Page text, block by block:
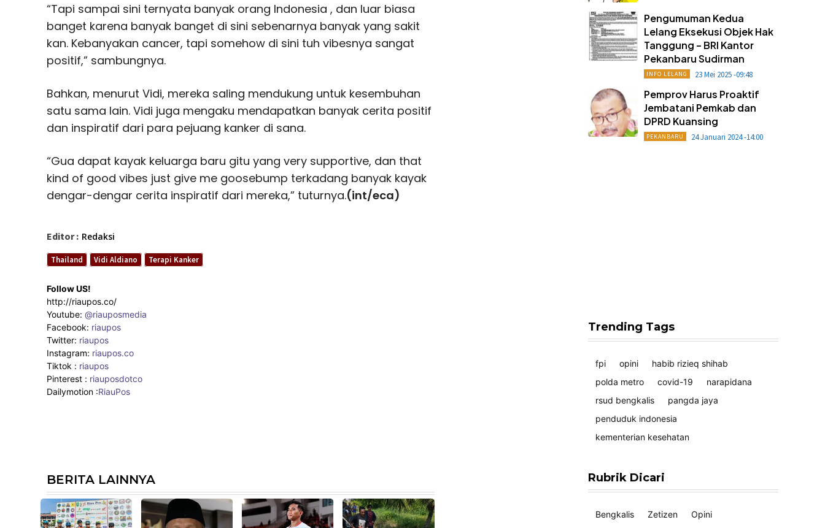
“Tapi sampai sini ternyata banyak orang Indonesia , dan luar biasa
banget karena banyak banget di sini sebenarnya banyak yang sakit
kan. Kebanyakan cancer, tapi somehow di sini tuh vibesnya sangat
positif,” sambungnya.
Bahkan, menurut Vidi, mereka saling mendukung untuk kesembuhan
satu sama lain. Vidi juga mengaku mendapatkan banyak cerita positif
dan inspiratif dari para pejuang kanker di sana.
“Gua dapat kayak keluarga baru gitu yang very supportive, dan that
kind of good vibes just give me goosebump terkadang banyak kayak
dengar-dengar cerita inspiratif dari mereka,” tuturnya.(int/eca)
Editor : Redaksi
Thailand Vidi Aldiano Terapi Kanker
Follow US!
http://riaupos.co/
Youtube: @riauposmedia
Facebook: riaupos
Twitter: riaupos
Instagram: riaupos.co
Tiktok : riaupos
Pinterest : riauposdotco
Dailymotion :RiauPos
BERITA LAINNYA
Pengumuman Kedua
Lelang Eksekusi Objek Hak
Tanggung – BRI Kantor
Pekanbaru Sudirman
INFO LELANG 23 Mei 2025 -09:48
Pemprov Harus Proaktif
Jembatani Pemkab dan
DPRD Kuansing
PEKANBARU 24 Januari 2024 -14:00
Trending Tags
fpi opini
habib rizieq shihab
polda metro
covid-19
narapidana
rsud bengkalis
pangda jaya
penduduk indonesia
kementerian kesehatan
Rubrik Dicari
Bengkalis Zetizen
Opini